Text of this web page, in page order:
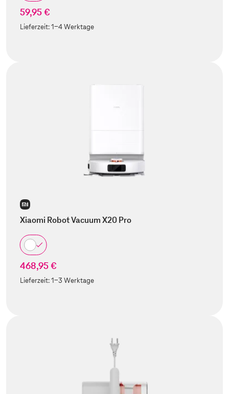
59,95 €
Lieferzeit:1-4 Werktage
Xiaomi Robot Vacuum X20 Pro
468,95 €
Lieferzeit:1-3 Werktage